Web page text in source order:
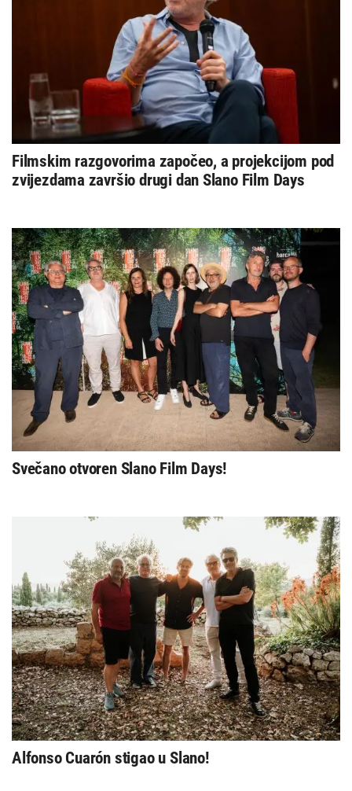
Filmskim razgovorima započeo, a projekcijom pod
zvijezdama završio drugi dan Slano Film Days
Svečano otvoren Slano Film Days!
Alfonso Cuarón stigao u Slano!